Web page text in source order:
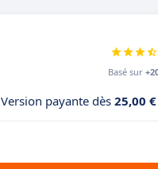
Basé sur
Version payante dès 25,00